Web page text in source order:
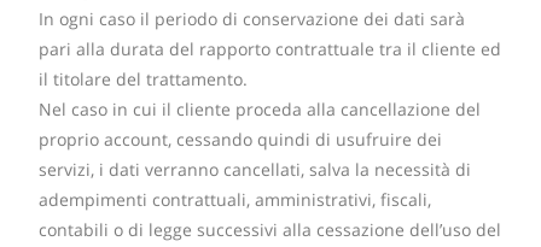
In ogni caso il periodo di conservazione dei dati sarà
pari alla durata del rapporto contrattuale tra il cliente ed
il titolare del trattamento.
Nel caso in cui il cliente proceda alla cancellazione del
proprio account, cessando quindi di usufruire dei
servizi, i dati verranno cancellati, salva la necessità di
adempimenti contrattuali, amministrativi, fiscali,
contabili o di legge successivi alla cessazione dell’uso del